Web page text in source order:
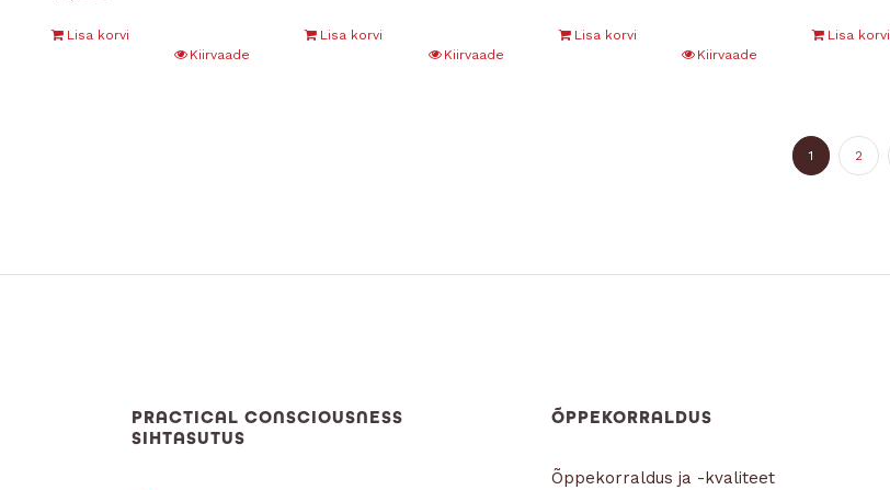
Lisa korvi
Kiirvaade
Lisa korvi
Kiirvaade
Lisa korvi
Kiirvaade
Lisa korvi
1 2
PRACTICAL CONSCIOUSNESS
SIHTASUTUS
ÕPPEKORRALDUS
Õppekorraldus ja -kvaliteet